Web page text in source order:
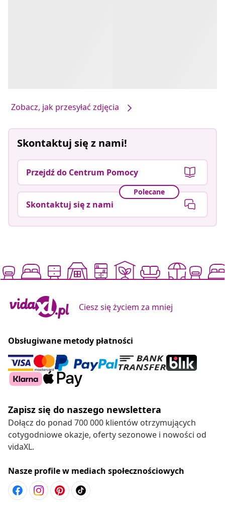
Zobacz, jak przesyłać zdjęcia
Skontaktuj się z nami!
Przejdź do Centrum Pomocy
Polecane
Skontaktuj się z nami
Ciesz się życiem za mniej
Obsługiwane metody płatności
Zapisz się do naszego newslettera
Dołącz do ponad 700 000 klientów otrzymujących
cotygodniowe okazje, oferty sezonowe i nowości od
vidaXL.
Nasze profile w mediach społecznościowych